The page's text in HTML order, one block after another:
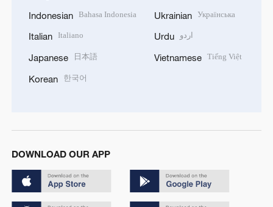
Indonesian Bahasa Indonesia
Italian Italiano
Japanese 日本語
Korean 한국어
Ukrainian Українська
Urdu اردو
Vietnamese Tiếng Việt
DOWNLOAD OUR APP